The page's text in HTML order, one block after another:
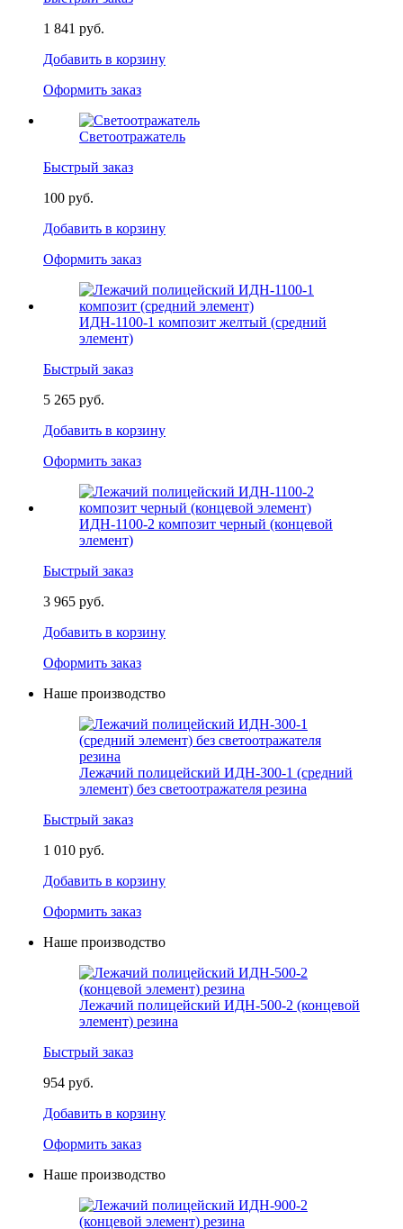
1 841 руб.
Добавить в корзину
Оформить заказ
Светоотражатель
Быстрый заказ
100 руб.
Добавить в корзину
Оформить заказ
ИДН-1100-1 композит желтый (средний
элемент)
Быстрый заказ
5 265 руб.
Добавить в корзину
Оформить заказ
ИДН-1100-2 композит черный (концевой
элемент)
Быстрый заказ
3 965 руб.
Добавить в корзину
Оформить заказ
Наше производство
Лежачий полицейский ИДН-300-1 (средний
элемент) без светоотражателя резина
Быстрый заказ
1 010 руб.
Добавить в корзину
Оформить заказ
Наше производство
Лежачий полицейский ИДН-500-2 (концевой
элемент) резина
Быстрый заказ
954 руб.
Добавить в корзину
Оформить заказ
Наше производство